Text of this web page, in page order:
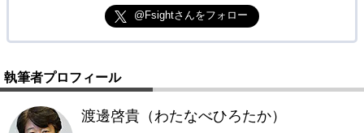
@Fsightさんをフォロー
執筆者プロフィール
渡邊啓貴（わたなべひろたか）